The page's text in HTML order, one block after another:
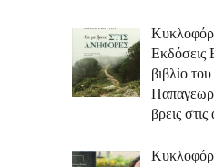
Εκδόσεις
βιβλίο
βρεις